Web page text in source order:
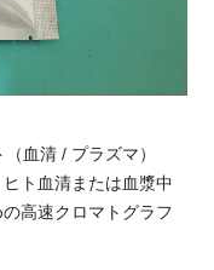
血清 / プラズマ）
ト血清または血漿中
高速クロマトグラフ